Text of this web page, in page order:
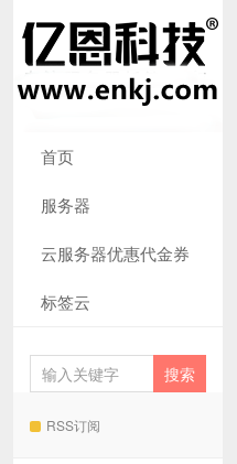
首页
服务器
云服务器优惠代金券
标签云
RSS订阅